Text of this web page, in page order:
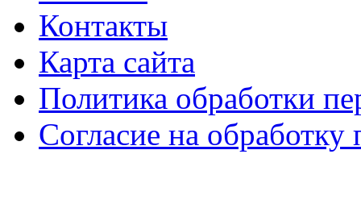
Контакты
Карта сайта
Политика обработки
Согласие на